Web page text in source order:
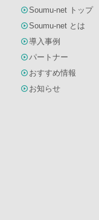
Soumu-net トップ
Soumu-net とは
導入事例
パートナー
おすすめ情報
お知らせ